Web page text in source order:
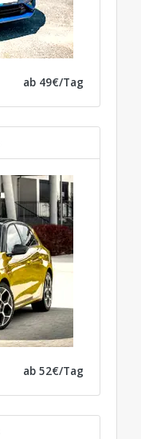
ab 49€/Tag
ab 52€/Tag